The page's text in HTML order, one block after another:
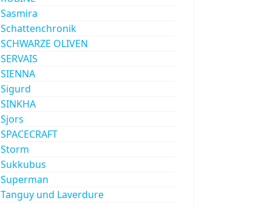
Sasmira
Schattenchronik
SCHWARZE OLIVEN
SERVAIS
SIENNA
Sigurd
SINKHA
Sjors
SPACECRAFT
Storm
Sukkubus
Superman
Tanguy und Laverdure